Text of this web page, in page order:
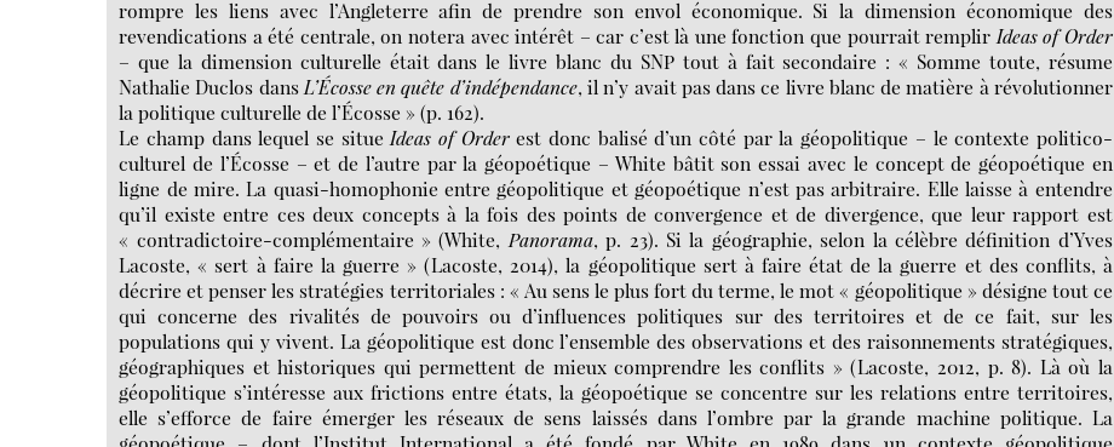
rompre les liens avec l’Angleterre afin de prendre son envol économique. Si la dimension économique des
revendications a été centrale, on notera avec intérêt – car c’est là une fonction que pourrait remplir Ideas of Order
– que la dimension culturelle était dans le livre blanc du SNP tout à fait secondaire : « Somme toute, résume
Nathalie Duclos dans L’Écosse en quête d’indépendance, il n’y avait pas dans ce livre blanc de matière à révolutionner
la politique culturelle de l’Écosse » (p. 162).
Le champ dans lequel se situe Ideas of Orderest donc balisé d’un côté par la géopolitique – le contexte politico-
culturel de l’Écosse – et de l’autre par la géopoétique – White bâtit son essai avec le concept de géopoétique en
ligne de mire. La quasi-homophonie entre géopolitique et géopoétique n’est pas arbitraire. Elle laisse à entendre
qu’il existe entre ces deux concepts à la fois des points de convergence et de divergence, que leur rapport est
« contradictoire-complémentaire » (White, Panorama, p. 23). Si la géographie, selon la célèbre définition d’Yves
Lacoste, « sert à faire la guerre » (Lacoste, 2014), la géopolitique sert à faire état de la guerre et des conflits, à
décrire et penser les stratégies territoriales : « Au sens le plus fort du terme, le mot « géopolitique » désigne tout ce
qui concerne des rivalités de pouvoirs ou d’influences politiques sur des territoires et de ce fait, sur les
populations qui y vivent. La géopolitique est donc l’ensemble des observations et des raisonnements stratégiques,
géographiques et historiques qui permettent de mieux comprendre les conflits » (Lacoste, 2012, p. 8). Là où la
géopolitique s’intéresse aux frictions entre états, la géopoétique se concentre sur les relations entre territoires,
elle s’efforce de faire émerger les réseaux de sens laissés dans l’ombre par la grande machine politique. La